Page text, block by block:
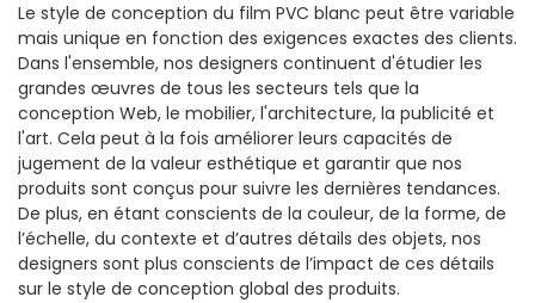
Le style de conception du film PVC blanc peut être variable
mais unique en fonction des exigences exactes des clients.
Dans l'ensemble, nos designers continuent d'étudier les
grandes œuvres de tous les secteurs tels que la
conception Web, le mobilier, l'architecture, la publicité et
l'art. Cela peut à la fois améliorer leurs capacités de
jugement de la valeur esthétique et garantir que nos
produits sont conçus pour suivre les dernières tendances.
De plus, en étant conscients de la couleur, de la forme, de
l’échelle, du contexte et d’autres détails des objets, nos
designers sont plus conscients de l’impact de ces détails
sur le style de conception global des produits.